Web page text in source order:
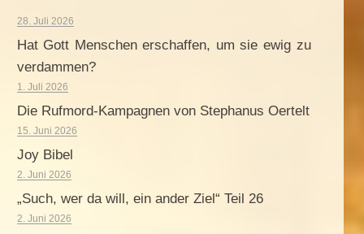
28. Juli 2026
Hat Gott Menschen erschaffen, um sie ewig zu
verdammen?
1. Juli 2026
Die Rufmord-Kampagnen von Stephanus Oertelt
15. Juni 2026
Joy Bibel
2. Juni 2026
„Such, wer da will, ein ander Ziel“ Teil 26
2. Juni 2026